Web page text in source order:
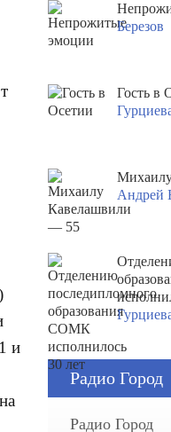
и
Березов
Гость в
Андрей
Радио Город
Радио Город